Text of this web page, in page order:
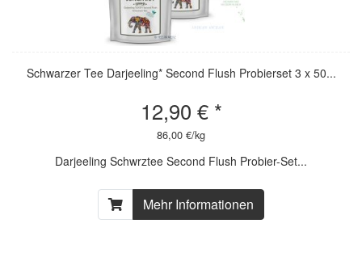
Schwarzer Tee Darjeeling* Second Flush Probierset 3 x 50...
12,90 € *
86,00 €/kg
Darjeeling Schwrztee Second Flush Probier-Set...
Mehr Informationen